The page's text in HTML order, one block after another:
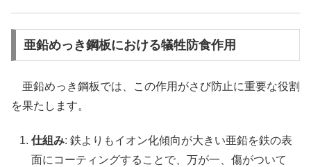
亜鉛めっき鋼板における犠牲防食作用
亜鉛めっき鋼板では、この作用がさび防止に重要な役割
を果たします。
仕組み: 鉄よりもイオン化傾向が大きい亜鉛を鉄の表
面にコーティングすることで、万が一、傷がついて